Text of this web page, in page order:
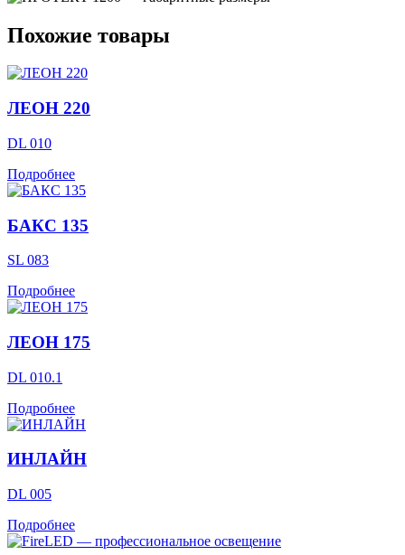
Похожие товары
ЛЕОН 220
DL 010
Подробнее
БАКС 135
SL 083
Подробнее
ЛЕОН 175
DL 010.1
Подробнее
ИНЛАЙН
DL 005
Подробнее